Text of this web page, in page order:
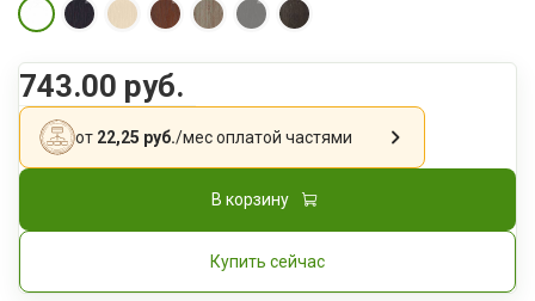
743.00 руб.
от 22,25 руб./месоплатой частями
В корзину
Купить сейчас